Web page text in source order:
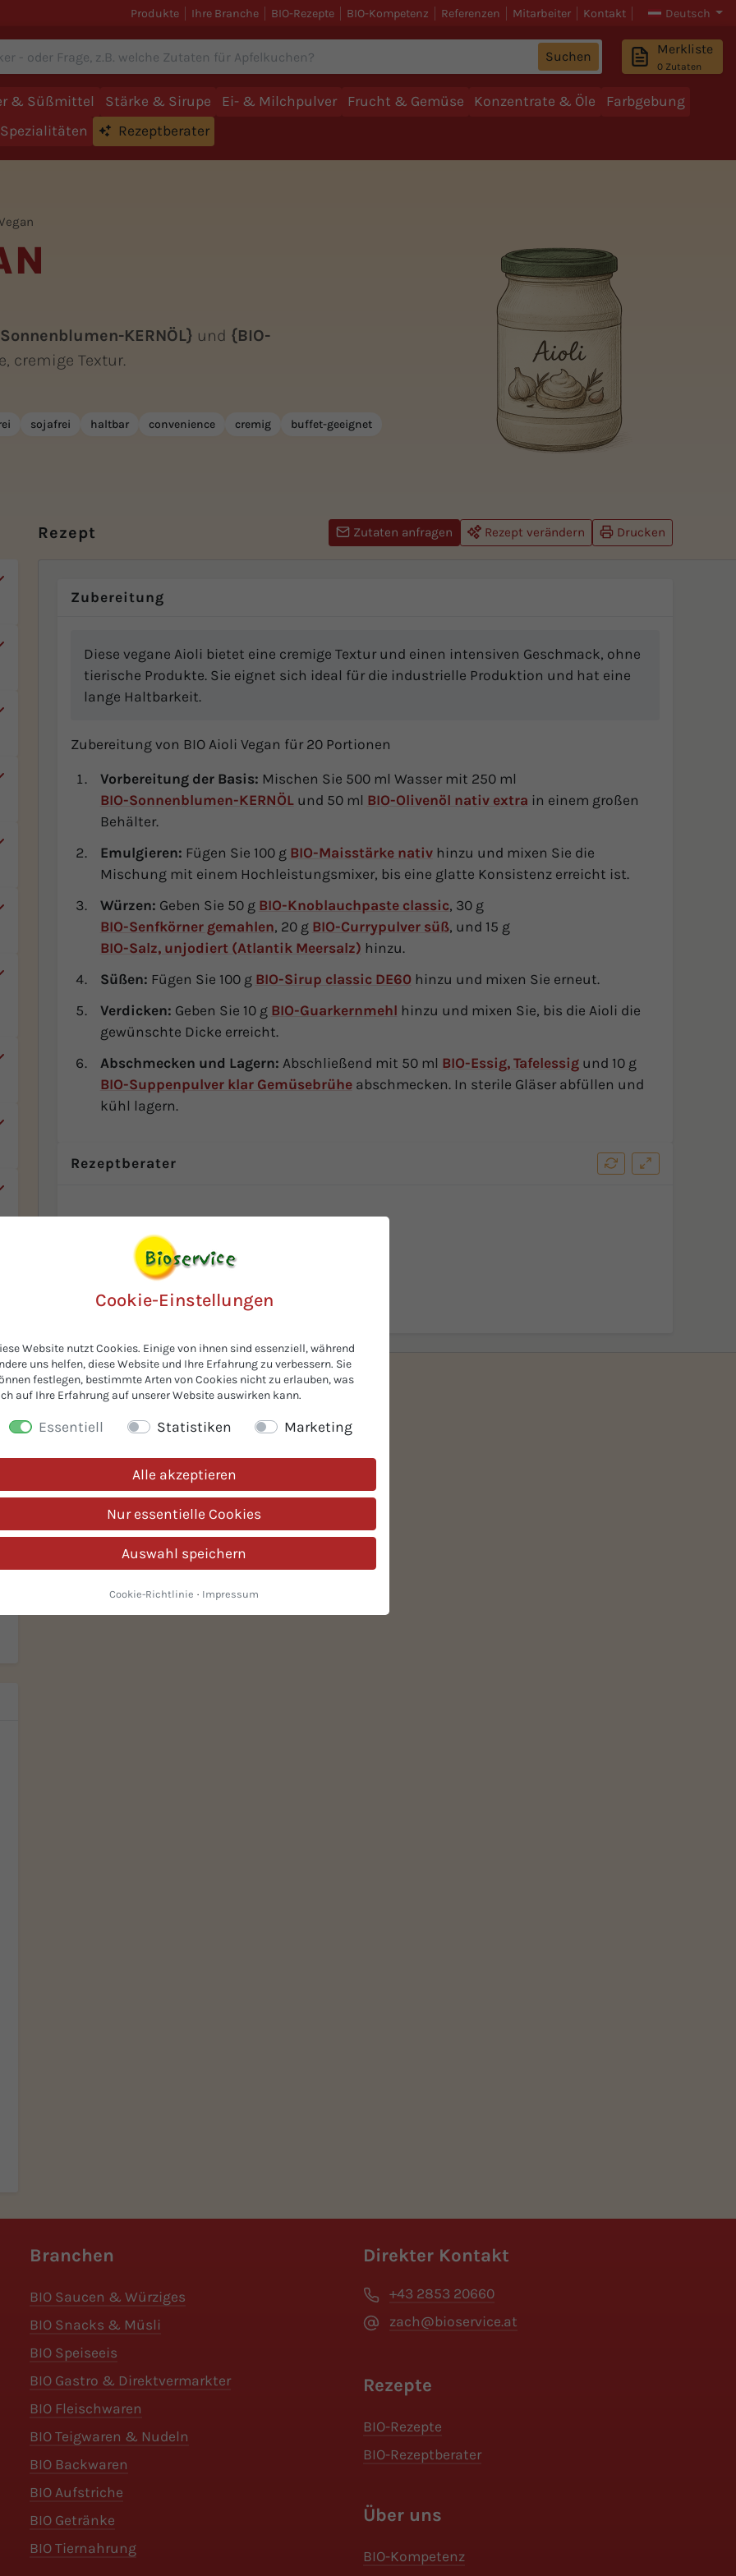
Produkte Ihre Branche BIO-Rezepte BIO-Kompetenz Referenzen Mitarbeiter Kontakt Deutsch
Suchen Merkliste
0 Zutaten
& Süßmittel Stärke & Sirupe Ei- & Milchpulver Frucht & Gemüse Konzentrate & Öle
Farbgebung
Spezialitäten Rezeptberater
KERNÖL} und {BIO-
cremige Textur.
sojafrei haltbar convenience cremig
buffet-geeignet
Rezept Zutaten anfragen Rezept verändern Drucken
Zubereitung
Diese vegane Aioli bietet eine cremige Textur und einen intensiven Geschmack, ohne
tierische Produkte. Sie eignet sich ideal für die industrielle Produktion und hat eine
lange Haltbarkeit.
Zubereitung von BIO Aioli Vegan für 20 Portionen
Vorbereitung der Basis: Mischen Sie 500 ml Wasser mit 250 ml
BIO-Sonnenblumen-KERNÖLund 50 ml BIO-Olivenöl nativ extra in einem großen
Behälter.
Emulgieren: Fügen Sie 100 g BIO-Maisstärke nativhinzu und mixen Sie die
Mischung mit einem Hochleistungsmixer, bis eine glatte Konsistenz erreicht ist.
Würzen: Geben Sie 50 g BIO-Knoblauchpaste classic, 30 g
BIO-Senfkörner gemahlen, 20 g BIO-Currypulver süß, und 15 g
BIO-Salz, unjodiert (Atlantik Meersalz) hinzu.
Süßen: Fügen Sie 100 g BIO-Sirup classic DE60hinzu und mixen Sie erneut.
Verdicken: Geben Sie 10 g BIO-Guarkernmehl hinzu und mixen Sie, bis die Aioli die
gewünschte Dicke erreicht.
Abschmecken und Lagern: Abschließend mit 50 ml BIO-Essig, Tafelessigund 10 g
BIO-Suppenpulver klar Gemüsebrüheabschmecken. In sterile Gläser abfüllen und
kühl lagern.
Rezeptberater
Branchen
BIO Saucen & Würziges
BIO Snacks & Müsli
BIO Speiseeis
BIO Gastro & Direktvermarkter
BIO Fleischwaren
BIO Teigwaren & Nudeln
BIO Backwaren
BIO Aufstriche
BIO Getränke
BIO Tiernahrung
Direkter Kontakt
+43 2853 20660
zach@bioservice.at
Rezepte
BIO-Rezepte
BIO-Rezeptberater
Über uns
BIO-Kompetenz
Cookie-Einstellungen
Website nutzt Cookies. Einige von ihnen sind essenziell, während
uns helfen, diese Website und Ihre Erfahrung zu verbessern. Sie
festlegen, bestimmte Arten von Cookies nicht zu erlauben, was
auf Ihre Erfahrung auf unserer Website auswirken kann.
Essentiell Statistiken Marketing
Alle akzeptieren
Nur essentielle Cookies
Auswahl speichern
Cookie-Richtlinie · Impressum